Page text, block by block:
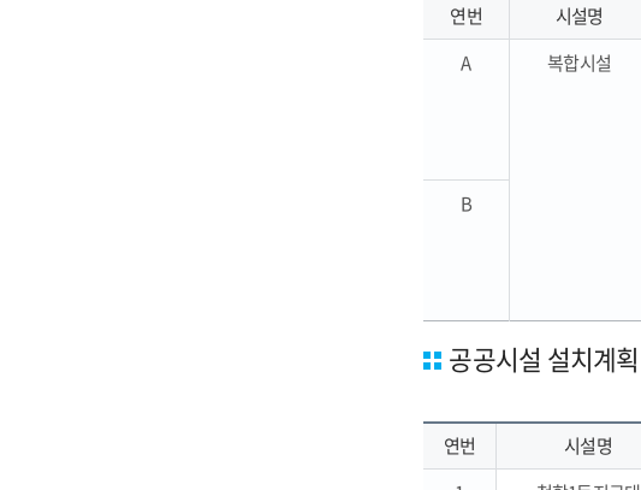
연번 시설명
A
복합시설
B
공공시설 설치계획
연번 시설명